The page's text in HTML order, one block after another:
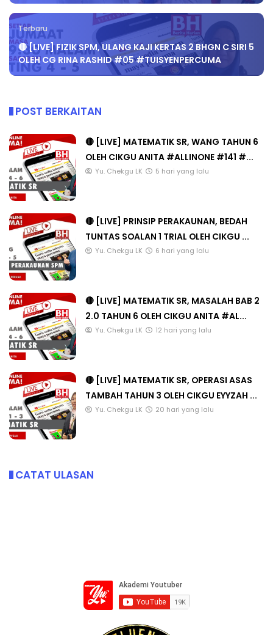
Terbaru
🔴 [LIVE] FIZIK SPM, ULANG KAJI KERTAS 2 BHGN C SIRI 5
OLEH CG RINA RASHID #05 #TUISYENPERCUMA
POST BERKAITAN
🔴 [LIVE] MATEMATIK SR, WANG TAHUN 6
OLEH CIKGU ANITA #ALLINONE #141 #...
Yu. Chekgu LK 5 hari yang lalu
🔴 [LIVE] PRINSIP PERAKAUNAN, BEDAH
TUNTAS SOALAN 1 TRIAL OLEH CIKGU ...
Yu. Chekgu LK 6 hari yang lalu
🔴 [LIVE] MATEMATIK SR, MASALAH BAB 2
2.0 TAHUN 6 OLEH CIKGU ANITA #AL...
Yu. Chekgu LK 12 hari yang lalu
🔴 [LIVE] MATEMATIK SR, OPERASI ASAS
TAMBAH TAHUN 3 OLEH CIKGU EYYZAH ...
Yu. Chekgu LK 20 hari yang lalu
CATAT ULASAN